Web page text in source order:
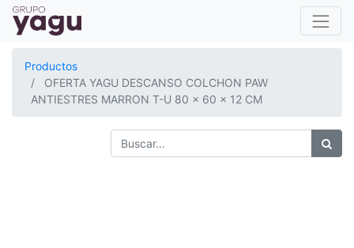
Productos
OFERTA YAGU DESCANSO COLCHON PAW
ANTIESTRES MARRON T-U 80 x 60 x 12 CM